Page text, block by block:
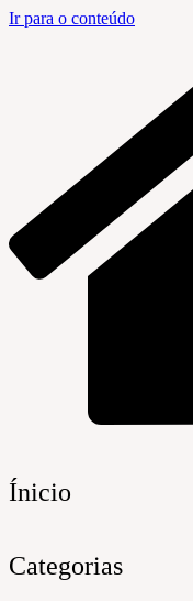
Ir para o conteúdo
Ínicio
Categorias